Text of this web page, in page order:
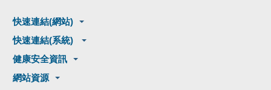
快速連結(網站)
快速連結(系統)
健康安全資訊
網站資源